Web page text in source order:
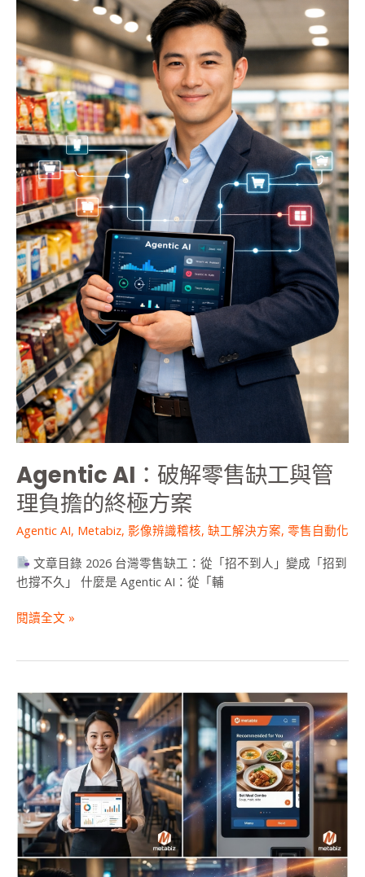
Agentic AI：破解零售缺工與管
理負擔的終極方案
Agentic AI, Metabiz, 影像辨識稽核, 缺工解決方案, 零售自動化
文章目錄 2026 台灣零售缺工：從「招不到人」變成「招到
也撐不久」 什麼是 Agentic AI：從「輔
解
零
售
缺
工
與
管
理
負
擔
的
終
極
方
案
閱讀全文 »
2026
廣
告
費
翻
倍？
還
在
「群
發